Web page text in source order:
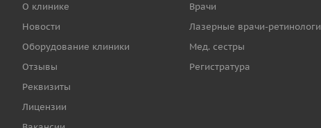
О клинике
Новости
Оборудование клиники
Отзывы
Реквизиты
Лицензии
Врачи
Лазерные врачи-ретинологи
Мед. сестры
Регистратура